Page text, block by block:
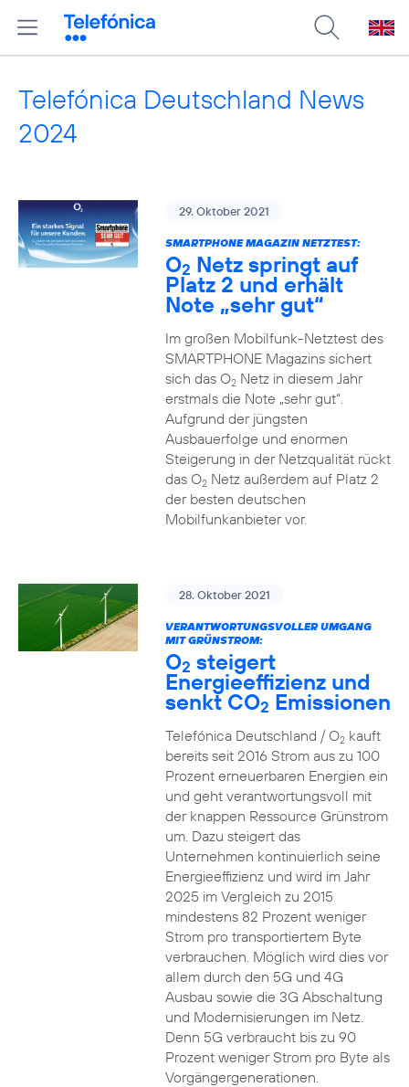
Telefónica Deutschland News
2024
29. Oktober 2021
SMARTPHONE MAGAZIN NETZTEST:
O2 Netz springt auf
Platz 2 und erhält
Note „sehr gut“
Im großen Mobilfunk-Netztest des
SMARTPHONE Magazins sichert
sich das O2Netz in diesem Jahr
erstmals die Note „sehr gut“.
Aufgrund der jüngsten
Ausbauerfolge und enormen
Steigerung in der Netzqualität rückt
das O2Netz außerdem auf Platz 2
der besten deutschen
Mobilfunkanbieter vor.
28. Oktober 2021
VERANTWORTUNGSVOLLER UMGANG
MIT GRÜNSTROM:
O2 steigert
Energieeffizienz und
senkt CO2 Emissionen
Telefónica Deutschland / O2kauft
bereits seit 2016 Strom aus zu 100
Prozent erneuerbaren Energien ein
und geht verantwortungsvoll mit
der knappen Ressource Grünstrom
um. Dazu steigert das
Unternehmen kontinuierlich seine
Energieeffizienz und wird im Jahr
2025 im Vergleich zu 2015
mindestens 82 Prozent weniger
Strom pro transportiertem Byte
verbrauchen. Möglich wird dies vor
allem durch den 5G und 4G
Ausbau sowie die 3G Abschaltung
und Modernisierungen im Netz.
Denn 5G verbraucht bis zu 90
Prozent weniger Strom pro Byte als
Vorgängergenerationen.